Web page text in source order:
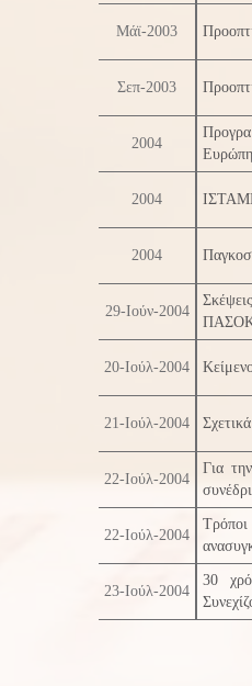
Μάϊ-2003
Σεπ-2003
2004
2004
2004
29-Ιούν-2004
ΠΑΣΟΚ
20-Ιούλ-2004
21-Ιούλ-2004
22-Ιούλ-2004
Για
22-Ιούλ-2004
23-Ιούλ-2004
30